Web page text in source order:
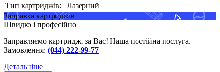
Тип картриджів:
Лазерний
Заправка картриджів
Швидко і професійно
Заправляємо картриджі за Вас! Наша постійна послуга.
Замовлення: (044) 222-99-77
Детальніше